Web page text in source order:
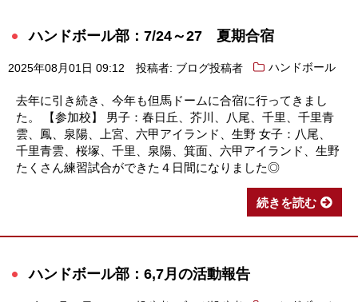
ハンドボール部：7/24～27 夏期合宿
2025年08月01日 09:12 投稿者: ブログ投稿者 ハンドボール
去年に引き続き、今年も但馬ドームに合宿に行ってきまし
た。 【参加校】 男子：春日丘、芥川、八尾、千里、千里青
雲、鳳、泉陽、上宮、六甲アイランド、生野 女子：八尾、
千里青雲、桜塚、千里、泉陽、箕面、六甲アイランド、生野
たくさん練習試合ができた４日間になりました◎
続きを読む
ハンドボール部：6,7月の活動報告